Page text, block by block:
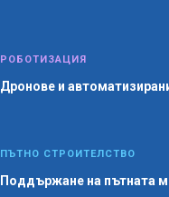
РОБОТИЗАЦИЯ
Дронове и
ПЪТНО СТРОИТЕЛСТВО
Поддържане на пътната